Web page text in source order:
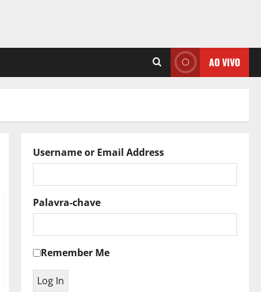
AO VIVO
Username or Email Address
Palavra-chave
Remember Me